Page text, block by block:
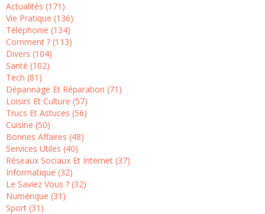
Actualités (171)
Vie Pratique (136)
Téléphonie (134)
Comment ? (113)
Divers (104)
Santé (102)
Tech (81)
Dépannage Et Réparation (71)
Loisirs Et Culture (57)
Trucs Et Astuces (56)
Cuisine (50)
Bonnes Affaires (48)
Services Utiles (40)
Réseaux Sociaux Et Internet (37)
Informatique (32)
Le Saviez Vous ? (32)
Numérique (31)
Sport (31)